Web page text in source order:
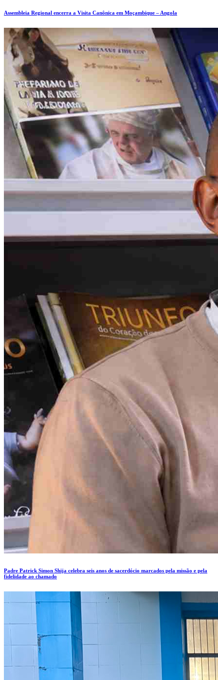
Assembleia Regional encerra a Visita Canônica em Moçambique – Angola
Padre Patrick Simon Shija celebra seis anos de sacerdócio marcados pela missão e pela
fidelidade ao chamado